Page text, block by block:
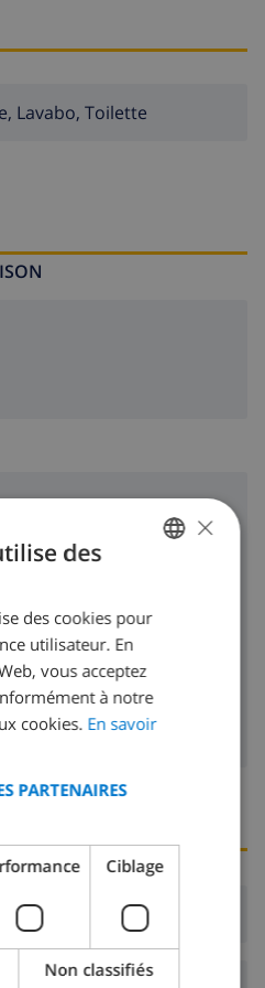
Lavabo, Toilette
avant 19:00
DUTCH
SPANISH
GERMAN
DANISH
×
des
des cookies pour
utilisateur. En
vous acceptez
à notre
cookies. En savoir
PARTENAIRES
Ciblage
Non classifiés